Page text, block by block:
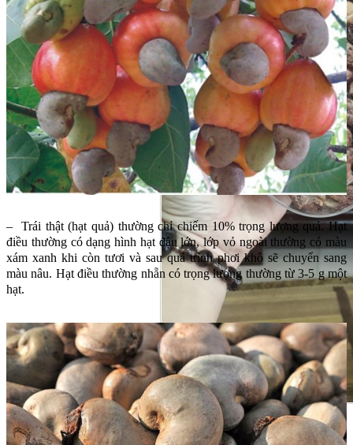
– Trái thật (hạt quả) thường chỉ chiếm 10% trọng lượng quả. Hạt
điều thường có dạng hình hạt đậu lớn, lớp vỏ ngoài thường có màu
xám xanh khi còn tươi và sau quá trình phơi khô sẽ chuyển sang
màu nâu. Hạt điều thường nhẵn có trọng lượng thường từ 3-5 g một
hạt.